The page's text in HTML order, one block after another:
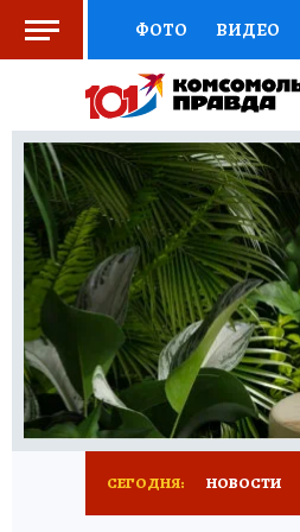
ФОТО ВИДЕО
СОЦПОДДЕРЖКА
ВЫБОР
КНИЖНАЯ ПОЛКА
ПРЕСС-ЦЕНТР
РАДИО КП
СЕГОДНЯ: НОВОСТИ